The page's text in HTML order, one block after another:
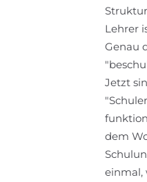
Lehrer
Genau
Jetzt
dem
einmal,